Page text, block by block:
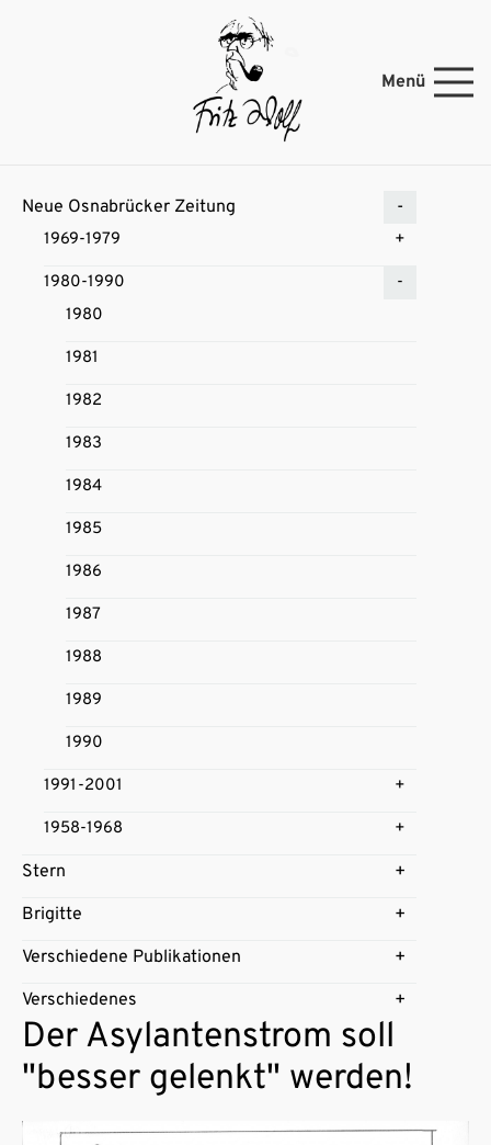
Menü
Neue Osnabrücker Zeitung
1969-1979
1980-1990
1980
1981
1982
1983
1984
1985
1986
1987
1988
1989
1990
1991-2001
1958-1968
Stern
Brigitte
Verschiedene Publikationen
Verschiedenes
Der Asylantenstrom soll
"besser gelenkt" werden!